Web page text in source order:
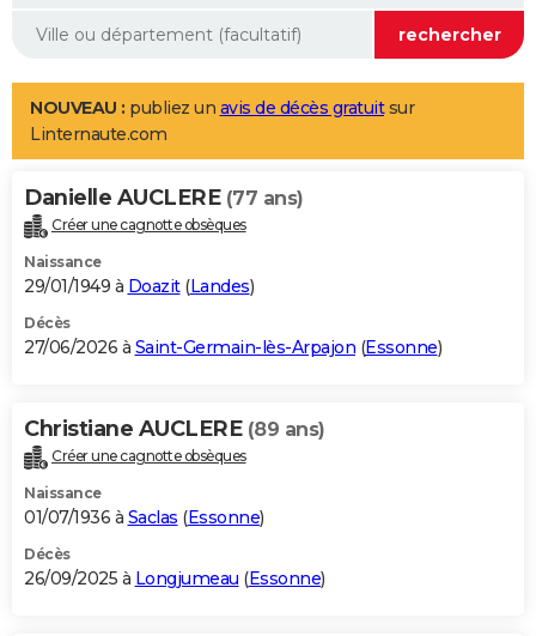
Aménagement intérieur
LIFESTYLE
Art de vivre
Bien-être
Loisirs
Mode
Modes de vie
Alimentation
Guide de la santé
Maladies
Médicaments
Sommeil
VOYAGE
Destinations
City break
Voyage nature
Voyage de noces
Forum
Climat
+PHOTO
GUIDES D'ACHAT
BONS PLANS
Carte de Noël
Carte Bonne année
Carte Saint-Valentin
Carte Pâques
Carte d'anniversaire
DICTIONNAIRE
Dictionnaire
Biographies
Citations
Expressions
Proverbes
PROGRAMME TV
S'inscrire
Se connecter
Lycées
Collèges
Primaires
Universités
Entreprises
Service militaire
Avis de recherche
AVIS DE DÉCÈS
NOUVEAU : publiez un avis de décès gratuitsur
Linternaute.com
Danielle AUCLERE (77 ans)
Créer une cagnotte obsèques
Naissance
29/01/1949 à Doazit(Landes)
Décès
27/06/2026 à Saint-Germain-lès-Arpajon (Essonne)
Christiane AUCLERE (89 ans)
Créer une cagnotte obsèques
Naissance
01/07/1936 à Saclas (Essonne)
Décès
26/09/2025 à Longjumeau (Essonne)